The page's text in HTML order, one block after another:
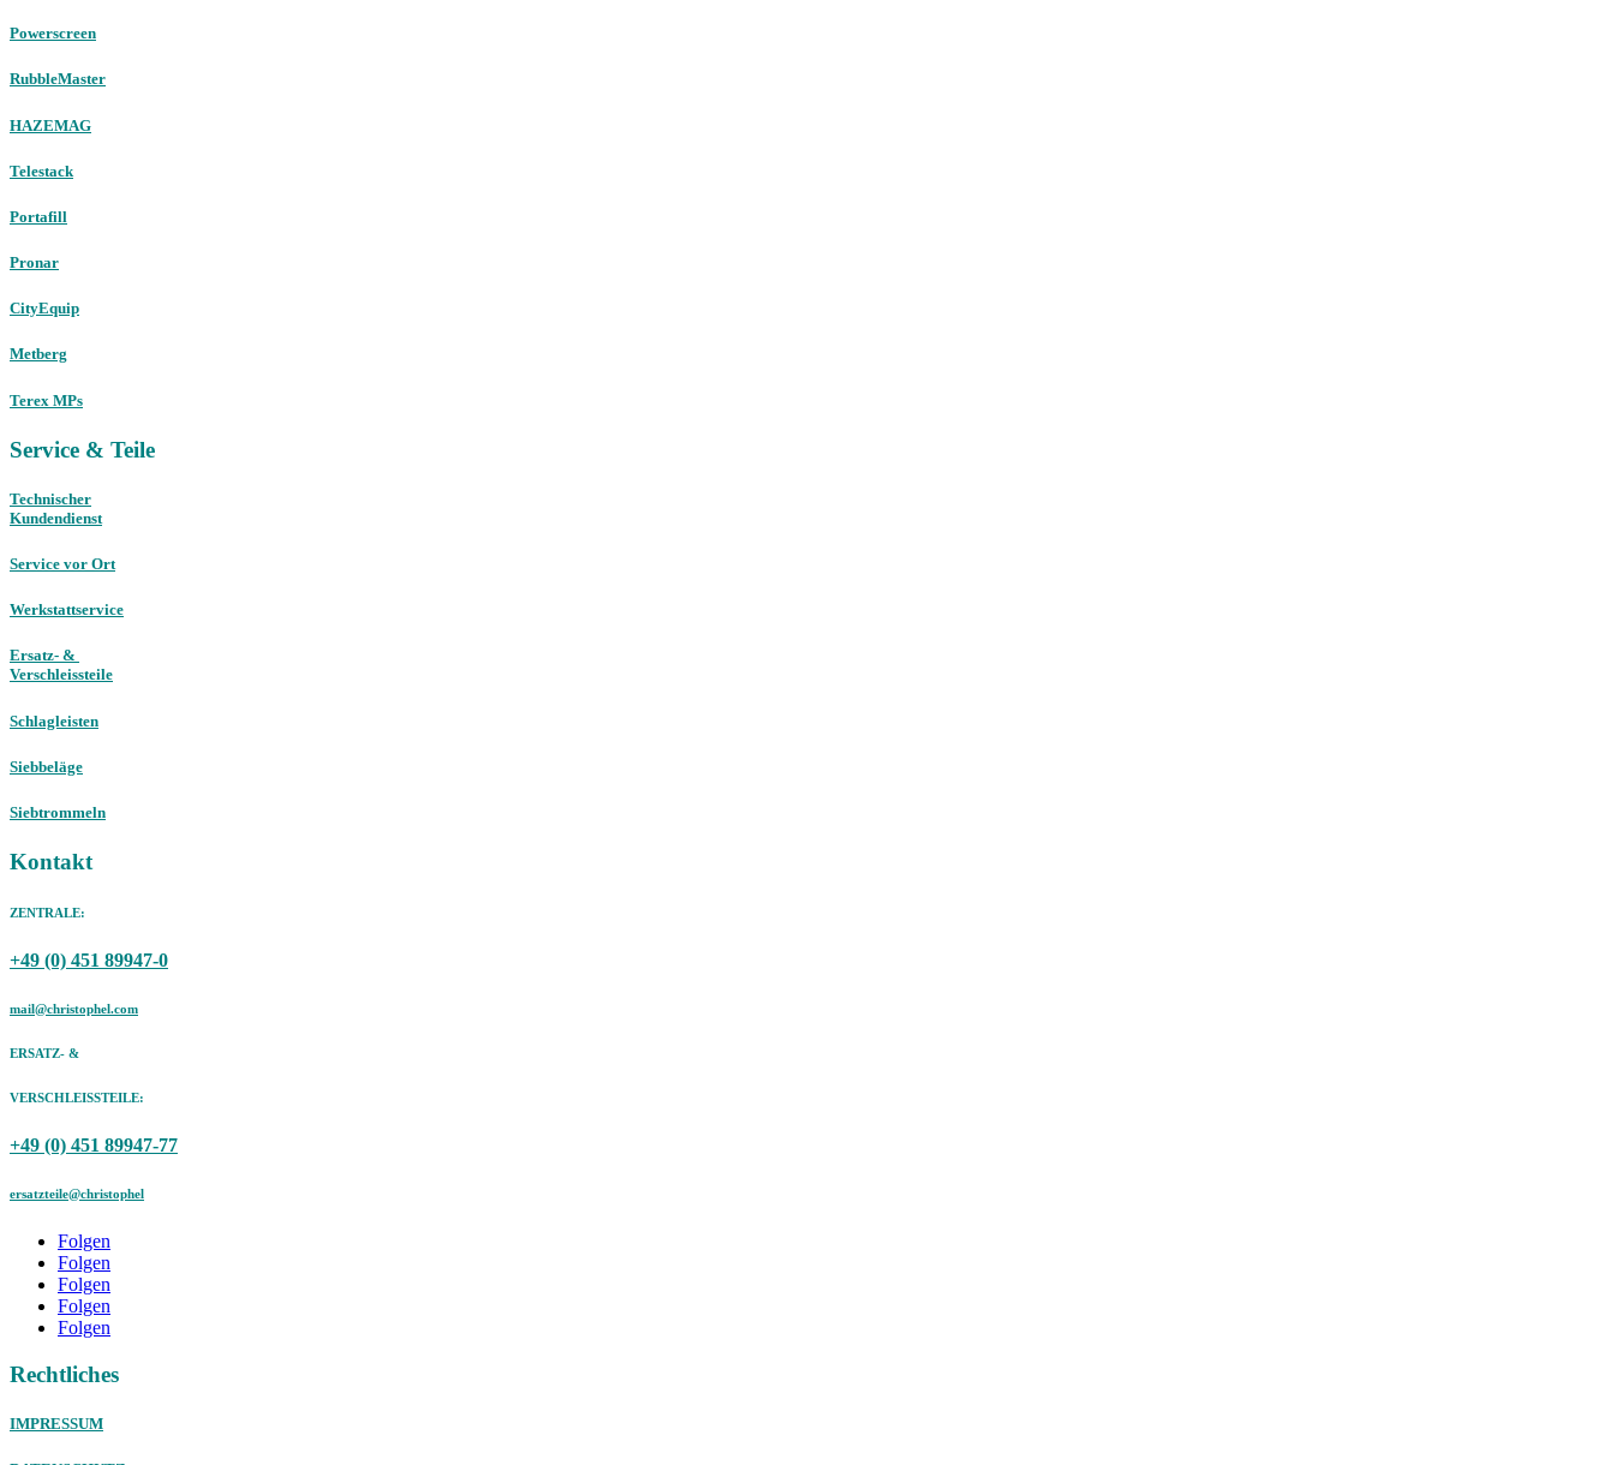
Powerscreen
RubbleMaster
HAZEMAG
Telestack
Portafill
Pronar
CityEquip
Metberg
Terex MPs
Service & Teile
Technischer
Kundendienst
Service vor Ort
Werkstattservice
Ersatz- &
Verschleissteile
Schlagleisten
Siebbeläge
Siebtrommeln
Kontakt
ZENTRALE:
+49 (0) 451 89947-0
mail@christophel.com
ERSATZ- &
VERSCHLEISSTEILE:
+49 (0) 451 89947-77
ersatzteile@christophel
Folgen
Folgen
Folgen
Folgen
Folgen
Rechtliches
IMPRESSUM